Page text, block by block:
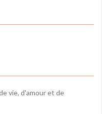
vie, d'amour et de